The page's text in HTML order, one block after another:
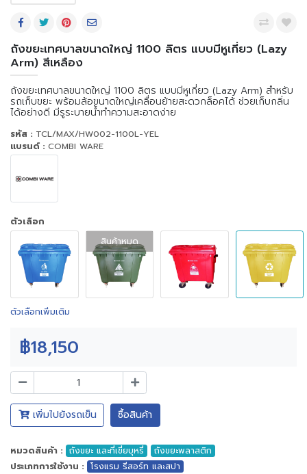
ถังขยะเทศบาลขนาดใหญ่ 1100 ลิตร แบบมีหูเกี่ยว (Lazy
Arm) สีเหลือง
ถังขยะเทศบาลขนาดใหญ่ 1100 ลิตร แบบมีหูเกี่ยว (Lazy Arm) สำหรับ
รถเก็บขยะ พร้อมล้อขนาดใหญ่เคลื่อนย้ายสะดวกล็อคได้ ช่วยเก็บกลิ่น
ได้อย่างดี มีรูระบายน้ำทำความสะอาดง่าย
รหัส : TCL/MAX/HW002-1100L-YEL
แบรนด์ : COMBI WARE
ตัวเลือก
สินค้าหมด
ตัวเลือกเพิ่มเติม
฿18,150
เพิ่มไปยังรถเข็น ซื้อสินค้า
หมวดสินค้า : ถังขยะ และที่เขี่ยบุหรี่
ถังขยะพลาสติก
ประเภทการใช้งาน : โรงแรม รีสอร์ท และสปา